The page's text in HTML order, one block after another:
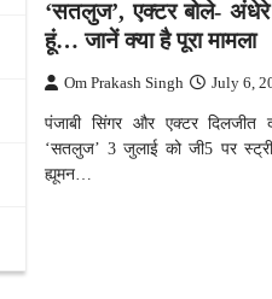
‘सतलुज’, एक्टर बोले- अंधेरे
हूं… जानें क्या है पूरा मामला
Om Prakash Singh July 6,
पंजाबी सिंगर और एक्टर दिलजीत
‘सतलुज’ 3 जुलाई को जी5 पर
ह्यूमन…